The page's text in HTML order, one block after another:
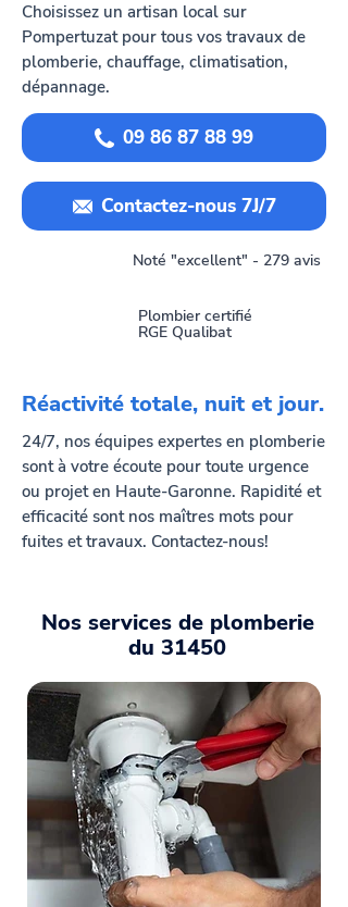
Choisissez un artisan local sur
Pompertuzat pour tous vos travaux de
plomberie, chauffage, climatisation,
dépannage.
09 86 87 88 99
Contactez-nous 7J/7
Noté "excellent" - 279 avis
Plombier certifié
RGE Qualibat
Réactivité totale, nuit et jour.
24/7, nos équipes expertes en plomberie
sont à votre écoute pour toute urgence
ou projet en Haute-Garonne. Rapidité et
efficacité sont nos maîtres mots pour
fuites et travaux. Contactez-nous!
Nos services de plomberie
du 31450